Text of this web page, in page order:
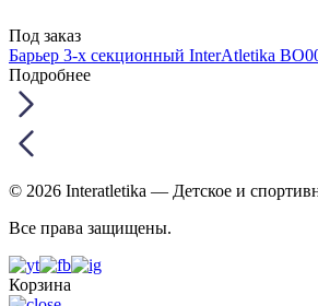
Под заказ
Барьер 3-х секционный InterAtletika
Подробнее
© 2026 Interatletika — Детское и
Все права защищены.
Корзина